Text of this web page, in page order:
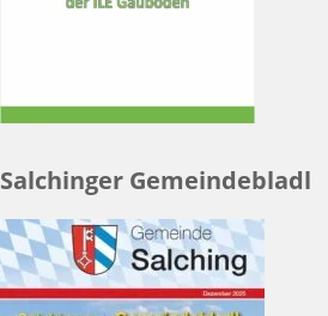
Salchinger Gemeindebladl